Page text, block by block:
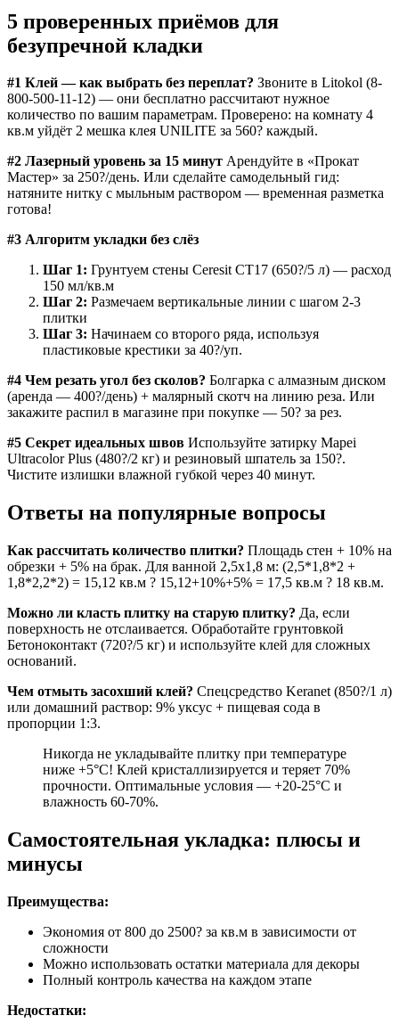
5 проверенных приёмов для
безупречной кладки
#1 Клей — как выбрать без переплат? Звоните в Litokol (8-
800-500-11-12) — они бесплатно рассчитают нужное
количество по вашим параметрам. Проверено: на комнату 4
кв.м уйдёт 2 мешка клея UNILITE за 560? каждый.
#2 Лазерный уровень за 15 минут Арендуйте в «Прокат
Мастер» за 250?/день. Или сделайте самодельный гид:
натяните нитку с мыльным раствором — временная разметка
готова!
#3 Алгоритм укладки без слёз
Шаг 1: Грунтуем стены Ceresit CT17 (650?/5 л) — расход
150 мл/кв.м
Шаг 2: Размечаем вертикальные линии с шагом 2-3
плитки
Шаг 3: Начинаем со второго ряда, используя
пластиковые крестики за 40?/уп.
#4 Чем резать угол без сколов? Болгарка с алмазным диском
(аренда — 400?/день) + малярный скотч на линию реза. Или
закажите распил в магазине при покупке — 50? за рез.
#5 Секрет идеальных швов Используйте затирку Mapei
Ultracolor Plus (480?/2 кг) и резиновый шпатель за 150?.
Чистите излишки влажной губкой через 40 минут.
Ответы на популярные вопросы
Как рассчитать количество плитки? Площадь стен + 10% на
обрезки + 5% на брак. Для ванной 2,5х1,8 м: (2,5*1,8*2 +
1,8*2,2*2) = 15,12 кв.м ? 15,12+10%+5% = 17,5 кв.м ? 18 кв.м.
Можно ли класть плитку на старую плитку? Да, если
поверхность не отслаивается. Обработайте грунтовкой
Бетоноконтакт (720?/5 кг) и используйте клей для сложных
оснований.
Чем отмыть засохший клей? Спецсредство Keranet (850?/1 л)
или домашний раствор: 9% уксус + пищевая сода в
пропорции 1:3.
Никогда не укладывайте плитку при температуре
ниже +5°C! Клей кристаллизируется и теряет 70%
прочности. Оптимальные условия — +20-25°C и
влажность 60-70%.
Самостоятельная укладка: плюсы и
минусы
Преимущества:
Экономия от 800 до 2500? за кв.м в зависимости от
сложности
Можно использовать остатки материала для декоры
Полный контроль качества на каждом этапе
Недостатки: